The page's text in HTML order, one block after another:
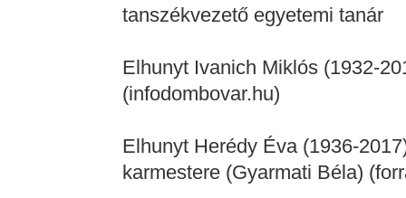
tanszékvezető egyetemi tanár
Elhunyt Ivanich Miklós (1932-
(infodombovar.hu)
Elhunyt Herédy Éva (1936-
karmestere (Gyarmati Béla)